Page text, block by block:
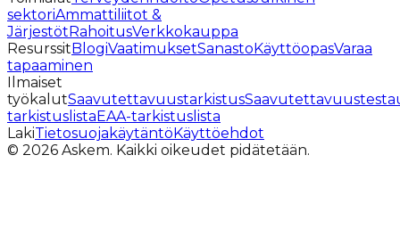
sektoriAmmattiliitot &
JärjestötRahoitusVerkkokauppa
ResurssitBlogiVaatimuksetSanastoKäyttöopasVaraa
tapaaminen
Ilmaiset
työkalutSaavutettavuustarkistus
tarkistuslistaEAA-tarkistuslista
LakiTietosuojakäytäntöKäyttöehdot
© 2026 Askem. Kaikki oikeudet pidätetään.